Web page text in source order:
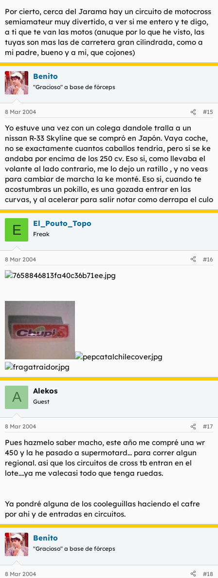
Por cierto, cerca del Jarama hay un circuito de motocross
semiamateur muy divertido, a ver si me entero y te digo,
a ti que te van las motos (anuque por lo que he visto, las
tuyas son mas las de carretera gran cilindrada, como a
mi padre, bueno y a mi, que cojones)
Benito
"Gracioso" a base de fórceps
8 Mar 2004 #15
Yo estuve una vez con un colega dandole tralla a un
nissan R-33 Skyline que se compró en Japón. Vaya coche,
no se exactamente cuantos caballos tendria, pero si se ke
andaba por encima de los 250 cv. Eso si, como llevaba el
volante al lado contrario, me lo dejo un ratillo , y no veas
para cambiar de marcha la ke monté. Eso si, cuando te
acostumbras un pokillo, es una gozada entrar en las
curvas, y al acelerar para salir notar como derrapa el culo
E El_Pouto_Topo
Freak
8 Mar 2004 #16
A Alekos
Guest
8 Mar 2004 #17
Pues hazmelo saber macho, este año me compré una wr
450 y la he pasado a supermotard... para correr algun
regional. asi que los circuitos de cross tb entran en el
lote....ya me valecasi todo que tenga ruedas.
Ya pondré alguna de los cooleguillas haciendo el cafre
por ahi y de entradas en circuitos.
Benito
"Gracioso" a base de fórceps
8 Mar 2004 #18